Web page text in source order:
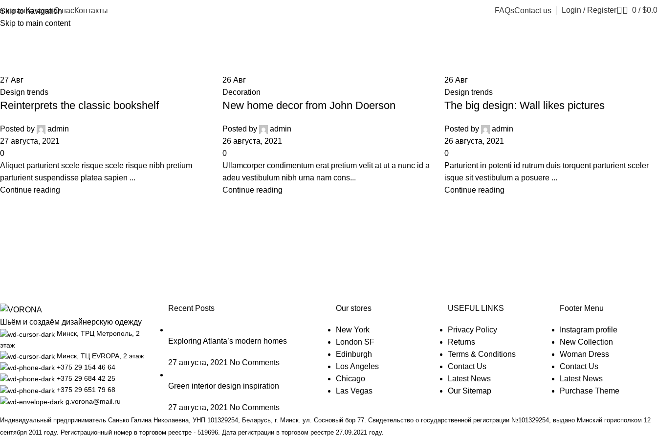
Skip to navigation
Skip to main content
КаталогО насКонтакты FAQsContact us Login / Register 0 / $
Tag Archives: Trends
27 Авг
Design trends
Reinterprets the classic bookshelf
Posted by
admin
27 августа, 2021
0
Aliquet parturient scele risque scele risque nibh pretium
parturient suspendisse platea sapien ...
Continue reading
26 Авг
Decoration
New home decor from John Doerson
Posted by
admin
26 августа, 2021
0
Ullamcorper condimentum erat pretium velit at ut a nunc id a
adeu vestibulum nibh urna nam cons...
Continue reading
26Авг
Design trends
The big design: Wall likes pictures
Posted by
admin
26 августа, 2021
0
Parturient in potenti id rutrum duis torquent parturient sceler
isque sit vestibulum a posuere ...
Continue reading
Шьём и создаём дизайнерскую одежду
Минск, ТРЦ Метрополь, 2
этаж
Минск, ТЦ EVROPA, 2 этаж
+375 29 154 46 64
+375 29 684 42 25
+375 29 651 79 68
g.vorona@mail.ru
Recent Posts
Exploring Atlanta’s modern homes
27 августа, 2021 No Comments
Green interior design inspiration
27 августа, 2021 No Comments
Our stores
New York
London SF
Edinburgh
Los Angeles
Chicago
Las Vegas
USEFUL LINKS
Privacy Policy
Returns
Terms & Conditions
Contact Us
Latest News
Our Sitemap
Footer Menu
Instagram profile
New Collection
Woman Dress
Contact Us
Latest News
Purchase Theme
Индивидуальный предприниматель Санько Галина Николаевна, УНП 101329254, Беларусь, г. Минск. ул. Сосновый бор 77. Свидетельство о государственной регистрации №101329254, выдано Минский горисполком 12
сентября 2011 году. Регистрационный номер в торговом реестре - 519696. Дата регистрации в торговом реестре 27.09.2021 году.